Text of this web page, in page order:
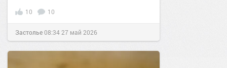
10 10
Застолье08:34 27 май 2026